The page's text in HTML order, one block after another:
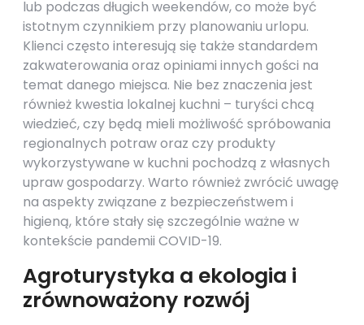
lub podczas długich weekendów, co może być
istotnym czynnikiem przy planowaniu urlopu.
Klienci często interesują się także standardem
zakwaterowania oraz opiniami innych gości na
temat danego miejsca. Nie bez znaczenia jest
również kwestia lokalnej kuchni – turyści chcą
wiedzieć, czy będą mieli możliwość spróbowania
regionalnych potraw oraz czy produkty
wykorzystywane w kuchni pochodzą z własnych
upraw gospodarzy. Warto również zwrócić uwagę
na aspekty związane z bezpieczeństwem i
higieną, które stały się szczególnie ważne w
kontekście pandemii COVID-19.
Agroturystyka a ekologia i
zrównoważony rozwój